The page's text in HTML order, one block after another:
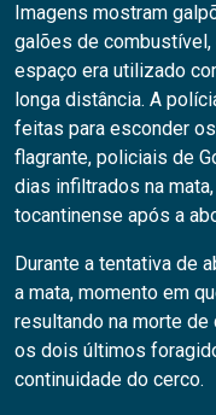
Imagens mostram
galões de
espaço era utilizado
longa distância. A
feitas para esconder
flagrante, policiais de
dias infiltrados na
tocantinense após a
Durante a tentativa de
a mata, momento em
resultando na morte
os dois últimos
continuidade do cerco.